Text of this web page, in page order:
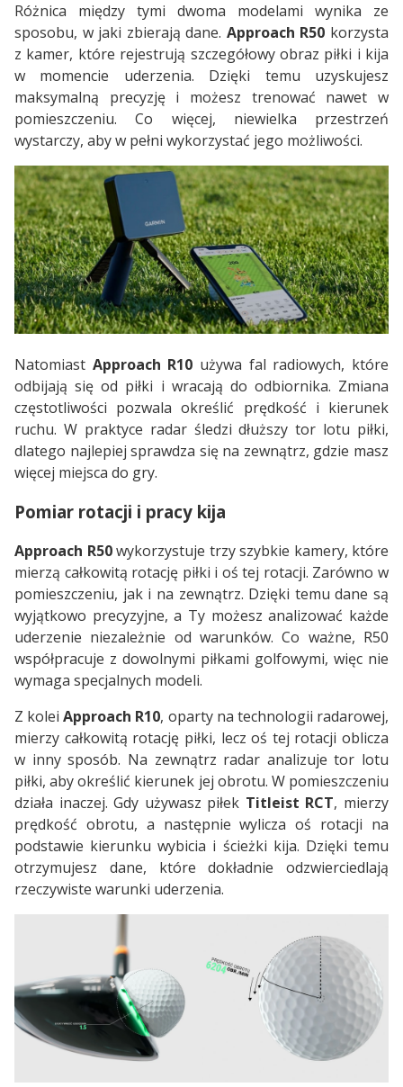
Różnica między tymi dwoma modelami wynika ze
sposobu, w jaki zbierają dane. Approach R50 korzysta
z kamer, które rejestrują szczegółowy obraz piłki i kija
w momencie uderzenia. Dzięki temu uzyskujesz
maksymalną precyzję i możesz trenować nawet w
pomieszczeniu. Co więcej, niewielka przestrzeń
wystarczy, aby w pełni wykorzystać jego możliwości.
Natomiast Approach R10 używa fal radiowych, które
odbijają się od piłki i wracają do odbiornika. Zmiana
częstotliwości pozwala określić prędkość i kierunek
ruchu. W praktyce radar śledzi dłuższy tor lotu piłki,
dlatego najlepiej sprawdza się na zewnątrz, gdzie masz
więcej miejsca do gry.
Pomiar rotacji i pracy kija
Approach R50wykorzystuje trzy szybkie kamery, które
mierzą całkowitą rotację piłki i oś tej rotacji. Zarówno w
pomieszczeniu, jak i na zewnątrz. Dzięki temu dane są
wyjątkowo precyzyjne, a Ty możesz analizować każde
uderzenie niezależnie od warunków. Co ważne, R50
współpracuje z dowolnymi piłkami golfowymi, więc nie
wymaga specjalnych modeli.
Z koleiApproach R10, oparty na technologii radarowej,
mierzy całkowitą rotację piłki, lecz oś tej rotacji oblicza
w inny sposób. Na zewnątrz radar analizuje tor lotu
piłki, aby określić kierunek jej obrotu. W pomieszczeniu
działa inaczej. Gdy używasz piłek Titleist RCT, mierzy
prędkość obrotu, a następnie wylicza oś rotacji na
podstawie kierunku wybicia i ścieżki kija. Dzięki temu
otrzymujesz dane, które dokładnie odzwierciedlają
rzeczywiste warunki uderzenia.